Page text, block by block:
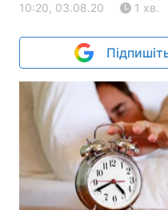
10:20, 03.08.20 1 хв.